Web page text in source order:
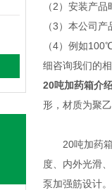
（2）安装产
（3）本公司
（4）例如
细咨询我们的
20吨加药箱介
形，材质为聚
20吨加药箱
度、内外光滑
泵加强筋设计